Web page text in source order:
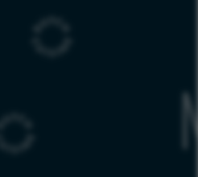
EDWIN